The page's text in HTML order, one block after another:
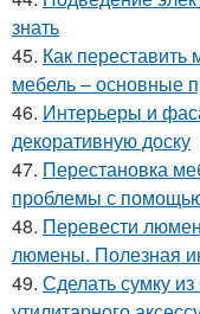
знать
45. Как переставить
мебель – основные
46. Интерьеры и
декоративную доску
47. Перестановка
проблемы с
48. Перевести
люмены. Полезная
49. Сделать сумку